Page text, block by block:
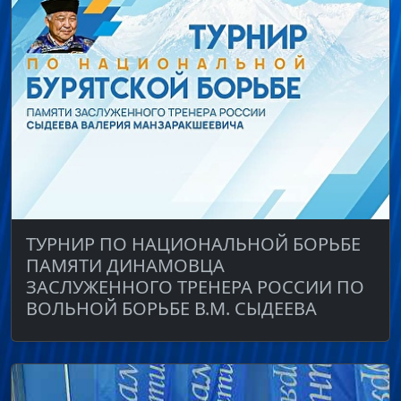
ТУРНИР ПО НАЦИОНАЛЬНОЙ БОРЬБЕ
ПАМЯТИ ДИНАМОВЦА
ЗАСЛУЖЕННОГО ТРЕНЕРА РОССИИ ПО
ВОЛЬНОЙ БОРЬБЕ В.М. СЫДЕЕВА